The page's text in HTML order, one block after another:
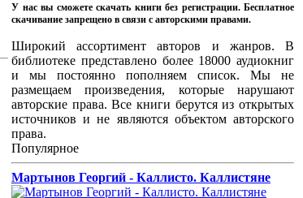
У нас вы сможете скачать книги без регистрации. Бесплатное
скачивание запрещено в связи с авторскими правами.
Широкий ассортимент авторов и жанров. В
библиотеке представлено более 18000 аудиокниг
и мы постоянно пополняем список. Мы не
размещаем произведения, которые нарушают
авторские права. Все книги берутся из открытых
источников и не являются объектом авторского
права.
Популярное
Мартынов Георгий - Каллисто. Каллистяне